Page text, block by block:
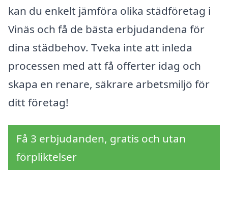
kan du enkelt jämföra olika städföretag i
Vinäs och få de bästa erbjudandena för
dina städbehov. Tveka inte att inleda
processen med att få offerter idag och
skapa en renare, säkrare arbetsmiljö för
ditt företag!
Få 3 erbjudanden, gratis och utan
förpliktelser